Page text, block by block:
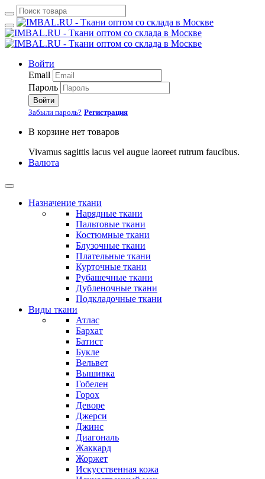
Войти
Email
Пароль
Войти
Забыли пароль? Регистрация
В корзине нет товаров
Vivamus sagittis lacus vel augue laoreet rutrum faucibus.
Валюта
Назначение ткани
Нарядные ткани
Пальтовые ткани
Костюмные ткани
Блузочные ткани
Плательные ткани
Курточные ткани
Рубашечные ткани
Дубленочные ткани
Подкладочные ткани
Виды ткани
Атлас
Бархат
Батист
Букле
Вельвет
Вышивка
Гобелен
Горох
Деворе
Джерси
Джинс
Диагональ
Жаккард
Жоржет
Искусственная кожа